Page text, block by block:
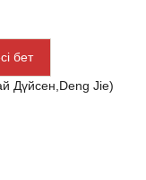
бет
Дүйсен,Deng Jie)